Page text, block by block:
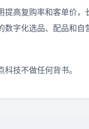
高复购率和客单价
字化选品、配品和
技不做任何背书。